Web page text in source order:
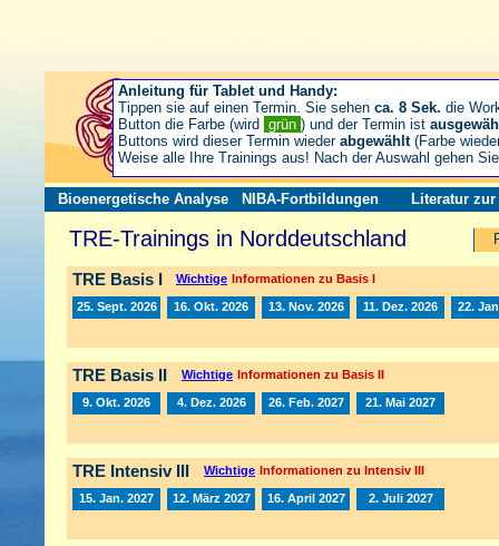
Bioenergetische Analyse NIBA-Fortbildungen Literatur zur
TRE-Trainings in Norddeutschland
TRE Basis I Wichtige Informationen zu Basis I
25. Sept. 2026 16. Okt. 2026 13. Nov. 2026 11. Dez. 2026 22.
TRE Basis II Wichtige Informationen zu Basis II
9. Okt. 2026 4. Dez. 2026 26. Feb. 2027 21. Mai 2027
TRE Intensiv III Wichtige Informationen zu Intensiv III
15. Jan. 2027 12. März 2027 16. April 2027 2. Juli 2027
Anleitung für Tablet und Handy:
Tippen sie auf einen Termin. Sie sehen ca. 8 Sek. die
Button die Farbe (wird grün ) und der Termin ist
Buttons wird dieser Termin wieder abgewählt(Farbe
Weise alle Ihre Trainings aus! Nach der Auswahl gehen